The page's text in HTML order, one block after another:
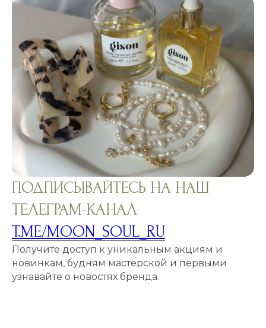
ПОДПИСЫВАЙТЕСЬ НА НАШ
ТЕЛЕГРАМ-КАНАЛ
T.ME/MOON_SOUL_RU
Получите доступ к уникальным акциям и
новинкам, будням мастерской и первыми
узнавайте о новостях бренда.